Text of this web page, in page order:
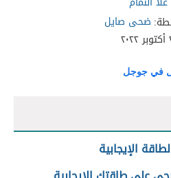
ضحى صايل
في جوجل
الإيجابية